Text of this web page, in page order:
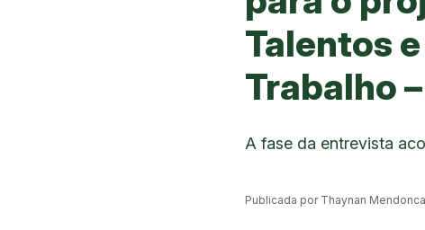
Talentos
Trabalho
A fase da entrevista
Publicada por Thaynan